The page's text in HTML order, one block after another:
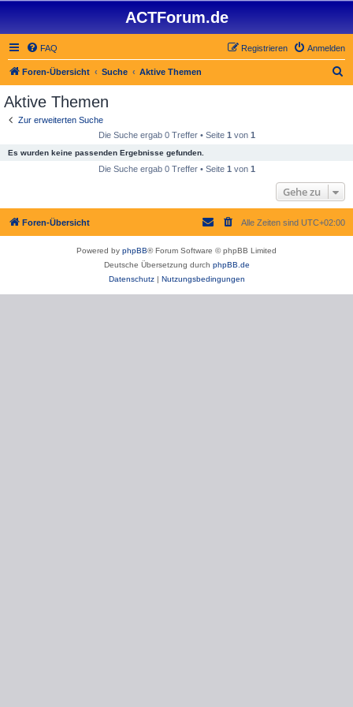
ACTForum.de
FAQ Anmelden
Registrieren
Foren-Übersicht Suche Aktive Themen
Aktive Themen
Zur erweiterten Suche
Die Suche ergab 0 Treffer • Seite 1 von 1
Es wurden keine passenden Ergebnisse gefunden.
Die Suche ergab 0 Treffer • Seite 1 von 1
Gehe zu
Foren-Übersicht Alle Zeiten sind UTC+02:00
Powered by phpBB® Forum Software © phpBB Limited
Deutsche Übersetzung durch phpBB.de
Datenschutz| Nutzungsbedingungen